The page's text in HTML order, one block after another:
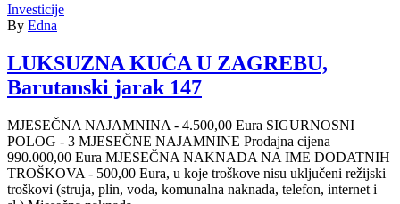
Investicije
By Edna
LUKSUZNA KUĆA U ZAGREBU,
Barutanski jarak 147
MJESEČNA NAJAMNINA - 4.500,00 Eura SIGURNOSNI
POLOG - 3 MJESEČNE NAJAMNINE Prodajna cijena –
990.000,00 Eura MJESEČNA NAKNADA NA IME DODATNIH
TROŠKOVA - 500,00 Eura, u koje troškove nisu uključeni režijski
troškovi (struja, plin, voda, komunalna naknada, telefon, internet i